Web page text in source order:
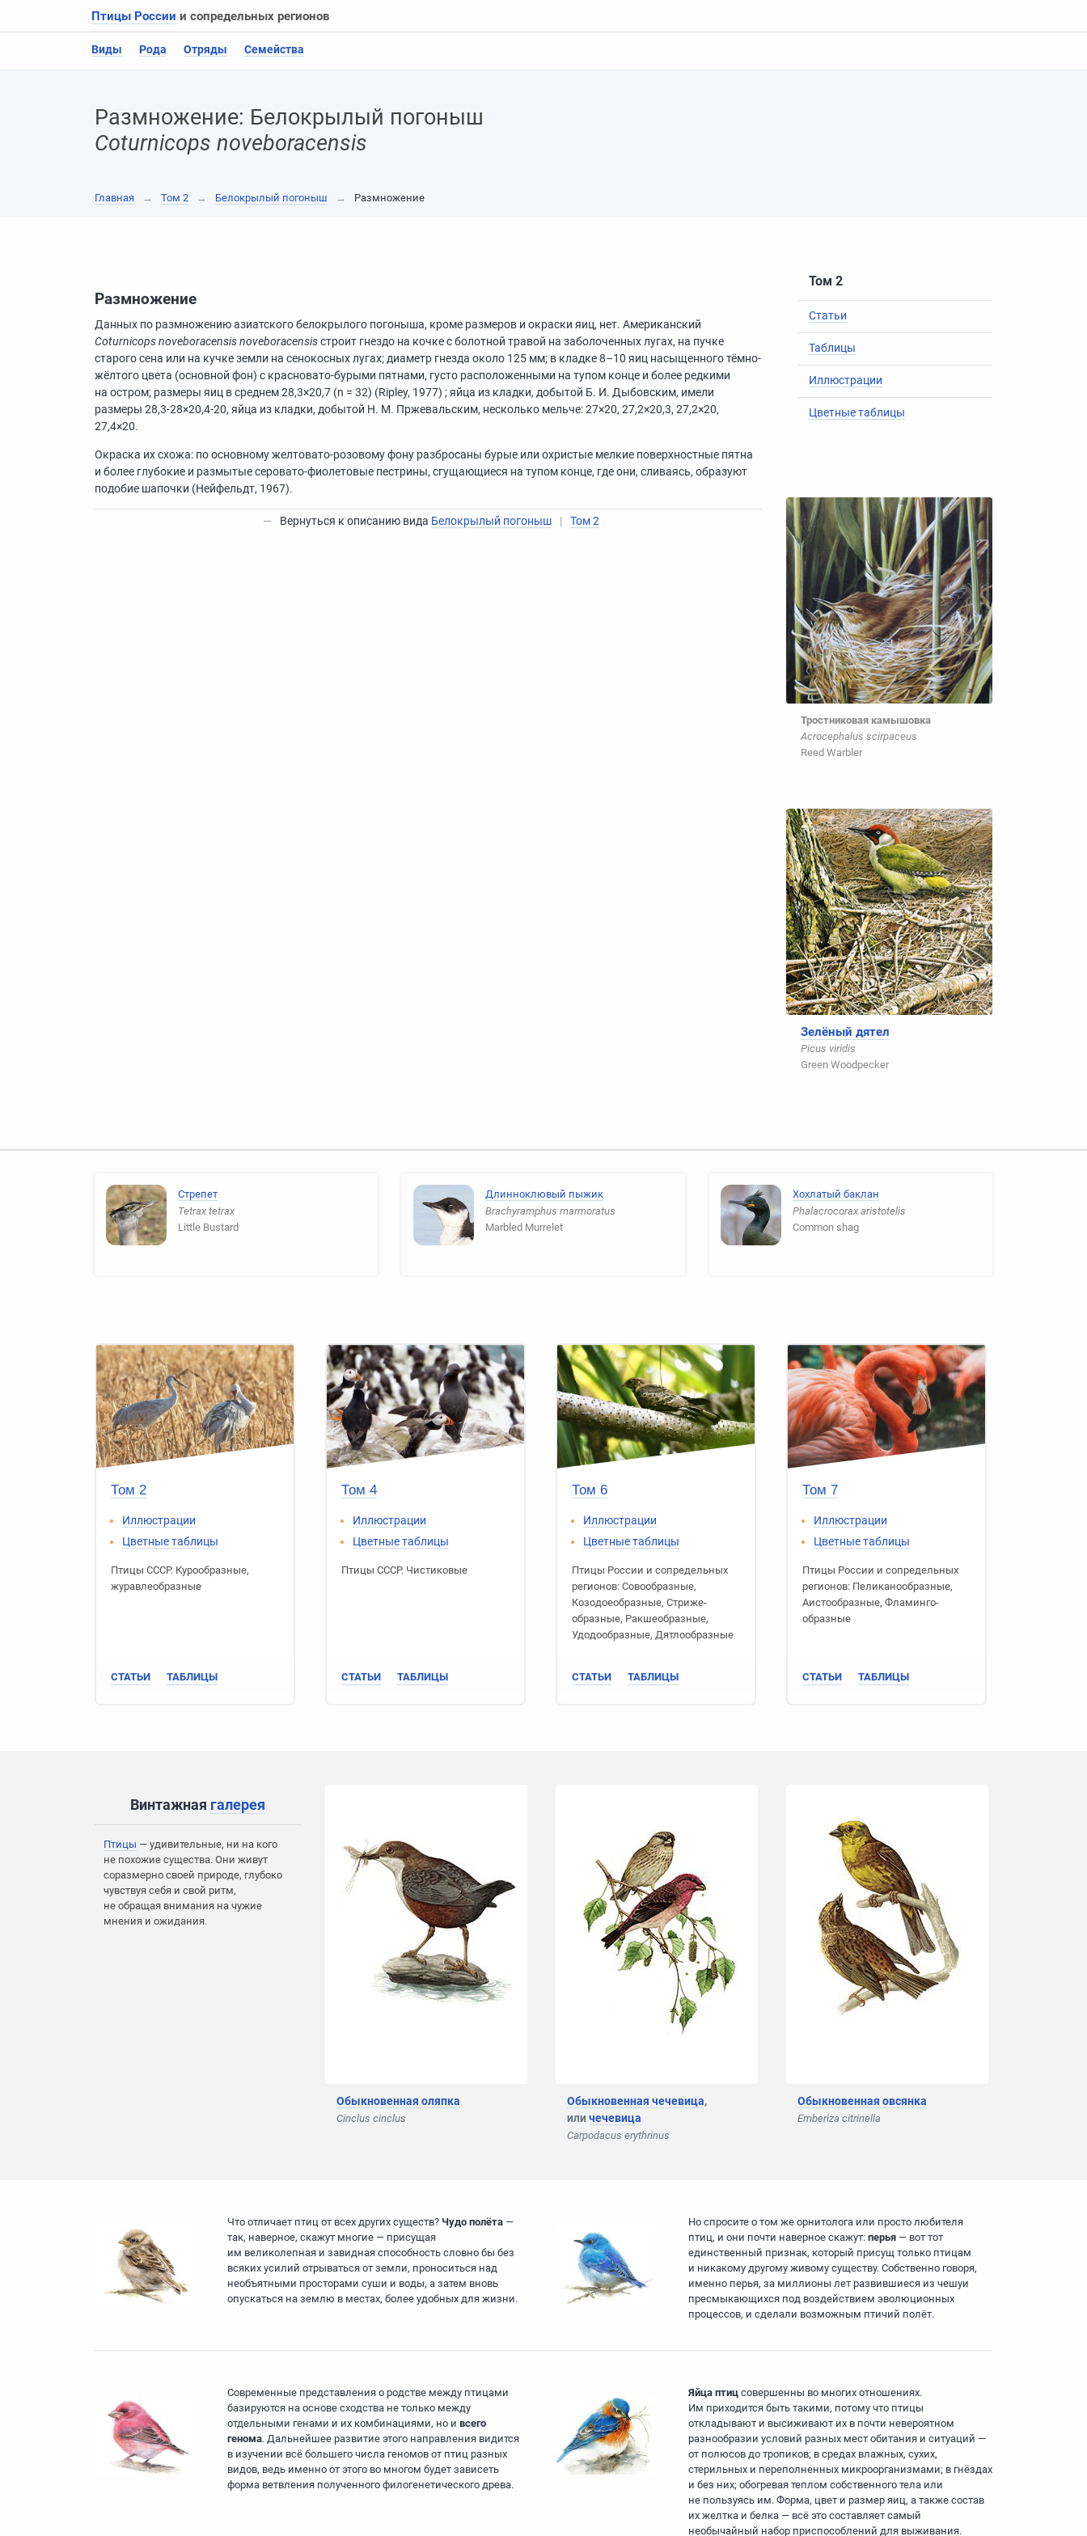
Птицы России и сопредельных регионов
Виды Рода Отряды Семейства
Размножение: Белокрылый погоныш
Coturnicops noveboracensis
Главная → Том 2 → Белокрылый погоныш → Размножение
Размножение
Данных по размножению азиатского белокрылого погоныша, кроме размеров и окраски яиц, нет. Американский
Coturnicops noveboracensis noveboracensisстроит гнездо на кочке с болотной травой на заболоченных лугах, на пучке
старого сена или на кучке земли на сенокосных лугах; диаметр гнезда около 125 мм; в кладке8–10 яиц насыщенного тёмно-
жёлтого цвета (основной фон) с красновато-бурыми пятнами, густо расположенными на тупом конце и более редкими
на остром; размеры яиц в среднем 28,3×20,7 (n = 32) (Ripley, 1977) ; яйца из кладки, добытой Б. И. Дыбовским, имели
размеры 28,3-28×20,4-20, яйца из кладки, добытой Н. М. Пржевальским, несколько мельче: 27×20, 27,2×20,3, 27,2×20,
27,4×20.
Окраска их схожа: по основному желтовато-розовому фону разбросаны бурые или охристые мелкие поверхностные пятна
и более глубокие и размытые серовато-фиолетовые пестрины, сгущающиеся на тупом конце, где они, сливаясь, образуют
подобие шапочки (Нейфельдт, 1967).
— Вернуться к описанию вида Белокрылый погоныш | Том 2
Том 2
Статьи
Таблицы
Иллюстрации
Цветные таблицы
Тростниковая камышовка
Acrocephalus scirpaceus
Reed Warbler
Зелёный дятел
Picus viridis
Green Woodpecker
Стрепет
Tetrax tetrax
Little Bustard
Длинноклювый пыжик
Brachyramphus marmoratus
Marbled Murrelet
Хохлатый баклан
Phalacrocorax aristotelis
Common shag
Том 2
Иллюстрации
Цветные таблицы
Птицы СССР. Курообразные,
журавлеобразные
СТАТЬИ ТАБЛИЦЫ
Том 4
Иллюстрации
Цветные таблицы
Птицы СССР. Чистиковые
СТАТЬИ ТАБЛИЦЫ
Том 6
Иллюстрации
Цветные таблицы
Птицы России и сопредельных
регионов: Сово­образные,
Козодое­образные, Стриже­
образные, Ракше­образные,
Удодо­образные, Дятлообразные
СТАТЬИ ТАБЛИЦЫ
Том 7
Иллюстрации
Цветные таблицы
Птицы России и сопредельных
регионов: Пеликано­образные,
Аисто­образные, Фламинго­
образные
СТАТЬИ ТАБЛИЦЫ
Винтажная галерея
Птицы — удивительные, ни на кого
не похожие существа. Они живут
соразмерно своей природе, глубоко
чувствуя себя и свой ритм,
не обращая внимания на чужие
мнения и ожидания.
Обыкновенная оляпка
Cinclus cinclus
Обыкновенная чечевица,
иличечевица
Carpodacus erythrinus
Обыкновенная овсянка
Emberiza citrinella
Что отличает птиц от всех других существ? Чудо полёта —
так, наверное, скажут многие — присущая
им великолепная и завидная способность словно бы без
всяких усилий отрываться от земли, проноситься над
необъятными просторами суши и воды, а затем вновь
опускаться на землю в местах, более удобных для жизни.
Но спросите о том же орнитолога или просто любителя
птиц, и они почти наверное скажут: перья — вот тот
единственный признак, который присущ только птицам
и никакому другому живому существу. Собственно говоря,
именно перья, за миллионы лет развившиеся из чешуи
пресмыкающихся под воздействием эволюционных
процессов, и сделали возможным птичий полёт.
Современные представления о родстве между птицами
базируются на основе сходства не только между
отдельными генами и их комбинациями, но и всего
генома. Дальнейшее развитие этого направления видится
в изучении всё большего числа геномов от птиц разных
видов, ведь именно от этого во многом будет зависеть
форма ветвления полученного филогенетического древа.
Яйца птиц совершенны во многих отношениях.
Им приходится быть такими, потому что птицы
откладывают и высиживают их в почти невероятном
разнообразии условий разных мест обитания и ситуаций —
от полюсов до тропиков; в средах влажных, сухих,
стерильных и переполненных микроорганизмами; в гнёздах
и без них; обогревая теплом собственного тела или
не пользуясь им. Форма, цвет и размер яиц, а также состав
их желтка и белка — всё это составляет самый
необычайный набор приспособлений для выживания.